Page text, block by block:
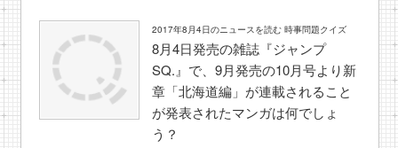
2017年8月4日のニュースを読む 時事問題クイズ
8月4日発売の雑誌『ジャンプ
SQ.』で、9月発売の10月号より新
章「北海道編」が連載されること
が発表されたマンガは何でしょ
う？